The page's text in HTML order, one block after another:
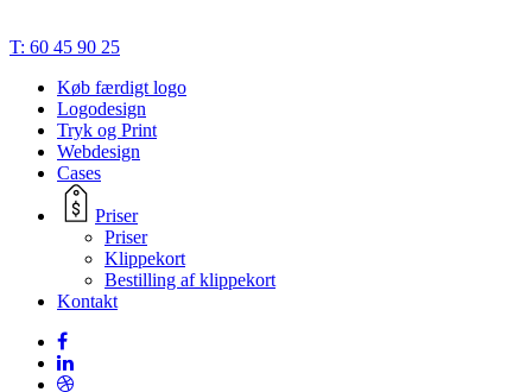
Close
T: 60 45 90 25
Køb færdigt logo
Logodesign
Tryk og Print
Webdesign
Cases
Priser
Priser
Klippekort
Bestilling af klippekort
Kontakt